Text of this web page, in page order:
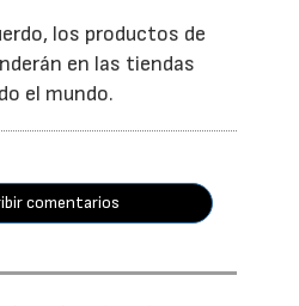
los productos de
en las tiendas
el mundo.
comentarios